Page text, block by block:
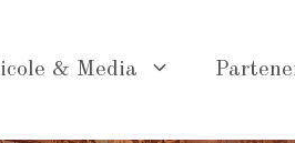
& Media